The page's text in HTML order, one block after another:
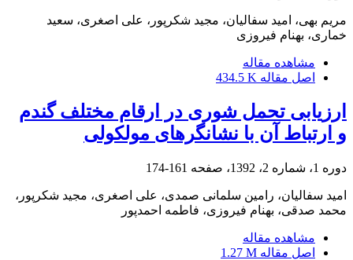
مریم بهی، امید سفالیان، مجید شکرپور، علی اصغری، سعید
خماری، بهنام فیروزی
مشاهده مقاله
اصل مقاله 434.5 K
ارزیابی تحمل شوری در ارقام مختلف گندم
و ارتباط آن با نشانگرهای مولکولی
دوره 1، شماره 2، 1392، صفحه 161-174
امید سفالیان‌، رامین سلمانی صمدی‌، علی اصغری‌، مجید شکرپور‌،
محمد صدقی‌، بهنام فیروزی‌، فاطمه احمدپور
مشاهده مقاله
اصل مقاله 1.27 M